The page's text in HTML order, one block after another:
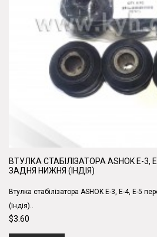
ВТУЛКА СТАБІЛІЗАТОРА ASHOK Е-3,
ЗАДНЯ НИЖНЯ (ІНДІЯ)
Втулка стабілізатора ASHOK Е-3, Е-4, Е-5
(Індія)..
$3.60